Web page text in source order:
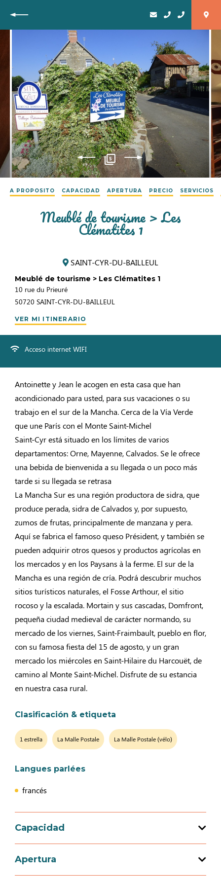
Vuelta
5
A PROPOSITO CAPACIDAD APERTURA PRECIO SERVICIOS
Meublé de tourisme > Les
Clématites 1
SAINT-CYR-DU-BAILLEUL
Meublé de tourisme > Les Clématites 1
10 rue du Prieuré
50720 SAINT-CYR-DU-BAILLEUL
VER MI ITINERARIO
Acceso internet WIFI
Antoinette y Jean le acogen en esta casa que han
acondicionado para usted, para sus vacaciones o su
trabajo en el sur de la Mancha. Cerca de la Vía Verde
que une París con el Monte Saint-Michel
Saint-Cyr está situado en los límites de varios
departamentos: Orne, Mayenne, Calvados. Se le ofrece
una bebida de bienvenida a su llegada o un poco más
tarde si su llegada se retrasa
La Mancha Sur es una región productora de sidra, que
produce perada, sidra de Calvados y, por supuesto,
zumos de frutas, principalmente de manzana y pera.
Aquí se fabrica el famoso queso Président, y también se
pueden adquirir otros quesos y productos agrícolas en
los mercados y en los Paysans à la ferme. El sur de la
Mancha es una región de cría. Podrá descubrir muchos
sitios turísticos naturales, el Fosse Arthour, el sitio
rocoso y la escalada. Mortain y sus cascadas, Domfront,
pequeña ciudad medieval de carácter normando, su
mercado de los viernes, Saint-Fraimbault, pueblo en flor,
con su famosa fiesta del 15 de agosto, y un gran
mercado los miércoles en Saint-Hilaire du Harcouët, de
camino al Monte Saint-Michel. Disfrute de su estancia
en nuestra casa rural.
Clasificación & etiqueta
1 estrella La Malle Postale La Malle Postale (vélo)
Langues parlées
francés
Capacidad
Capacidad de acogida total : 8 persona(s)
Apertura